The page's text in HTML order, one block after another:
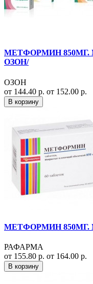
МЕТФОРМИН 850МГ.
ОЗОН/
ОЗОН
от 144.40 р. от 152.00 р.
В корзину
МЕТФОРМИН 850МГ.
РАФАРМА
от 155.80 р. от 164.00 р.
В корзину